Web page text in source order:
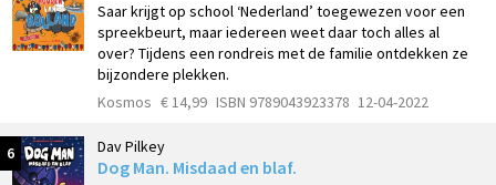
Saar krijgt op school ‘Nederland’ toegewezen voor een
spreekbeurt, maar iedereen weet daar toch alles al
over? Tijdens een rondreis met de familie ontdekken ze
bijzondere plekken.
Kosmos € 14,99 ISBN 9789043923378 12-04-2022
6 Dav Pilkey
Dog Man. Misdaad en blaf.